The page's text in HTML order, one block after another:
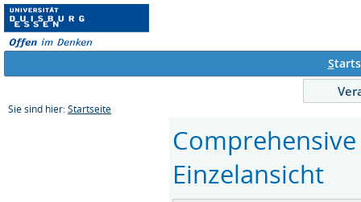
S
Sie sind hier: Startseite
Einzelansicht